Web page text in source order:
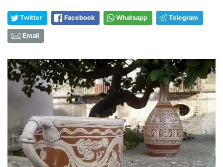
Twitter Facebook Whatsapp Telegram
Email